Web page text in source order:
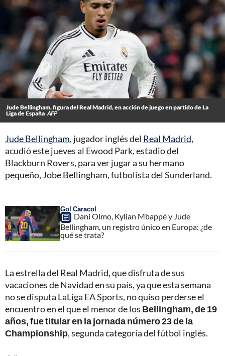
Jude Bellingham, figura del Real Madrid, en acción de juego en partido de La
Liga de España AFP
Jude Bellingham, jugador inglés del Real Madrid,
acudió este jueves al Ewood Park, estadio del
Blackburn Rovers, para ver jugar a su hermano
pequeño, Jobe Bellingham, futbolista del Sunderland.
Gol Caracol
Dani Olmo, Kylian Mbappé y Jude
Bellingham, un registro único en Europa: ¿de
qué se trata?
La estrella del Real Madrid, que disfruta de sus
vacaciones de Navidad en su país, ya que esta semana
no se disputa LaLiga EA Sports, no quiso perderse el
encuentro en el que el menor de los Bellingham, de 19
años, fue titular en la jornada número 23 de la
Championship, segunda categoría del fútbol inglés.